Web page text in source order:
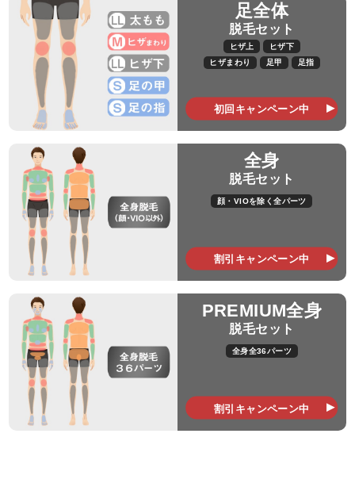
足全体
脱毛セット
ヒザ上
ヒザ下
ヒザまわり
足甲 足指
初回キャンペーン中
全身
脱毛セット
顔・VIOを除く全パーツ
割引キャンペーン中
PREMIUM全身
脱毛セット
全身全36パーツ
割引キャンペーン中